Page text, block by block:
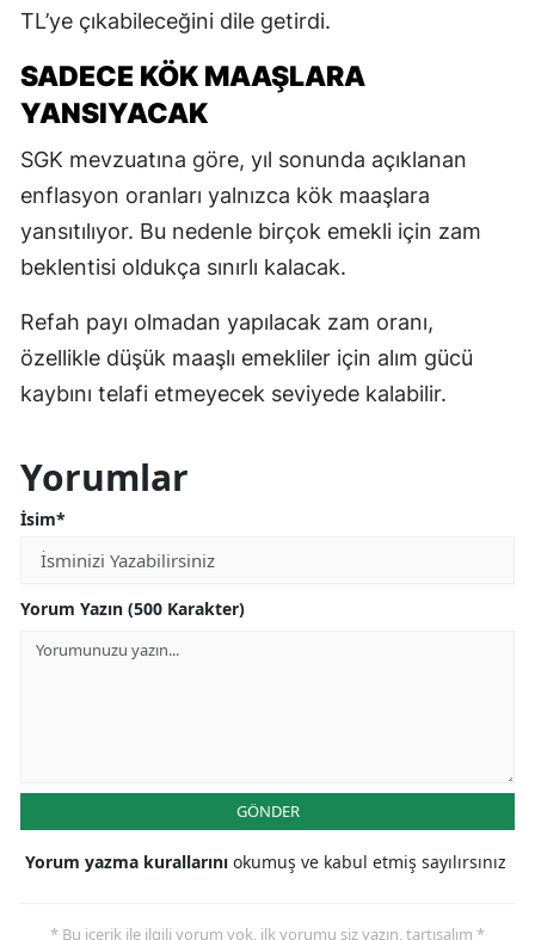
TL’ye çıkabileceğini dile getirdi.
SADECE KÖK MAAŞLARA
YANSIYACAK
SGK mevzuatına göre, yıl sonunda açıklanan
enflasyon oranları yalnızca kök maaşlara
yansıtılıyor. Bu nedenle birçok emekli için zam
beklentisi oldukça sınırlı kalacak.
Refah payı olmadan yapılacak zam oranı,
özellikle düşük maaşlı emekliler için alım gücü
kaybını telafi etmeyecek seviyede kalabilir.
Yorumlar
İsim*
Yorum Yazın (500 Karakter)
GÖNDER
Yorum yazma kurallarını okumuş ve kabul etmiş sayılırsınız
* Bu içerik ile ilgili yorum yok, ilk yorumu siz yazın, tartışalım *